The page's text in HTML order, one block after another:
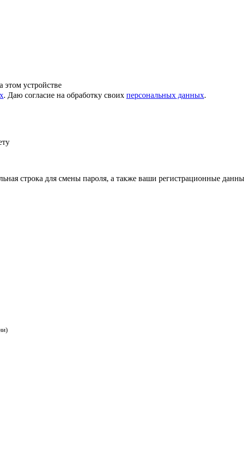
этом устройстве
. Даю согласие на обработку своих персональных данных.
строка для смены пароля, а также ваши регистрационные